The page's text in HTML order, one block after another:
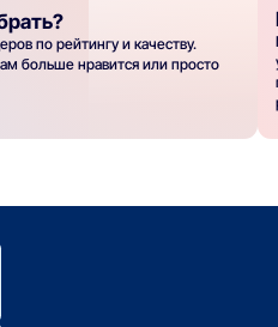
по рейтингу и качеству.
больше нравится или просто